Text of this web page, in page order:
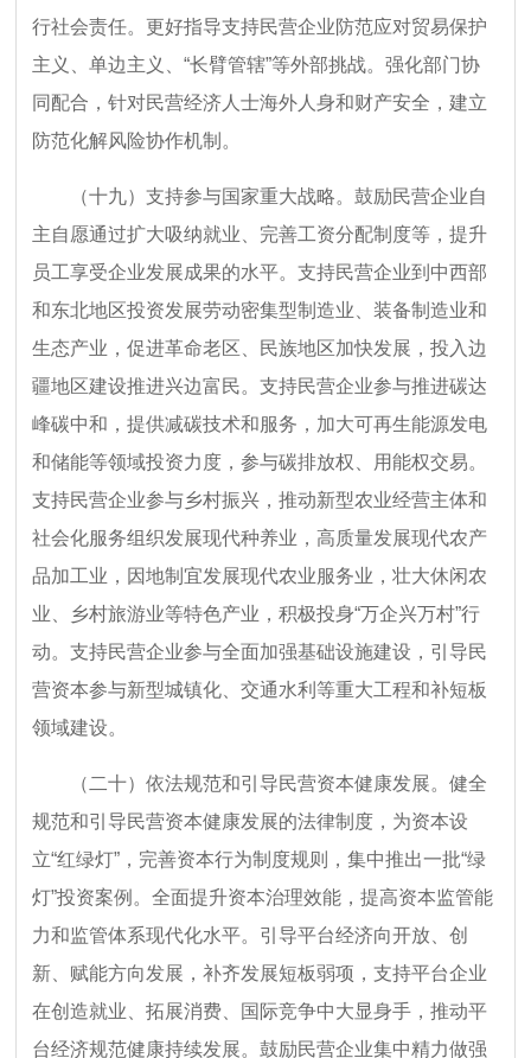
行社会责任。更好指导支持民营企业防范应对贸易保护
主义、单边主义、“长臂管辖”等外部挑战。强化部门协
同配合，针对民营经济人士海外人身和财产安全，建立
防范化解风险协作机制。
（十九）支持参与国家重大战略。鼓励民营企业自
主自愿通过扩大吸纳就业、完善工资分配制度等，提升
员工享受企业发展成果的水平。支持民营企业到中西部
和东北地区投资发展劳动密集型制造业、装备制造业和
生态产业，促进革命老区、民族地区加快发展，投入边
疆地区建设推进兴边富民。支持民营企业参与推进碳达
峰碳中和，提供减碳技术和服务，加大可再生能源发电
和储能等领域投资力度，参与碳排放权、用能权交易。
支持民营企业参与乡村振兴，推动新型农业经营主体和
社会化服务组织发展现代种养业，高质量发展现代农产
品加工业，因地制宜发展现代农业服务业，壮大休闲农
业、乡村旅游业等特色产业，积极投身“万企兴万村”行
动。支持民营企业参与全面加强基础设施建设，引导民
营资本参与新型城镇化、交通水利等重大工程和补短板
领域建设。
（二十）依法规范和引导民营资本健康发展。健全
规范和引导民营资本健康发展的法律制度，为资本设
立“红绿灯”，完善资本行为制度规则，集中推出一批“绿
灯”投资案例。全面提升资本治理效能，提高资本监管能
力和监管体系现代化水平。引导平台经济向开放、创
新、赋能方向发展，补齐发展短板弱项，支持平台企业
在创造就业、拓展消费、国际竞争中大显身手，推动平
台经济规范健康持续发展。鼓励民营企业集中精力做强